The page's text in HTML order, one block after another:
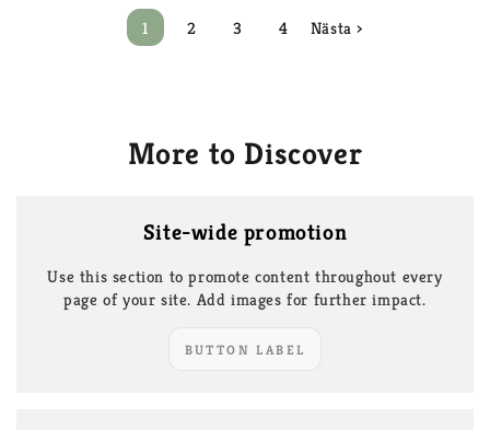
1 2 3 4 Nästa ›
More to Discover
Site-wide promotion
Use this section to promote content throughout every
page of your site. Add images for further impact.
BUTTON LABEL